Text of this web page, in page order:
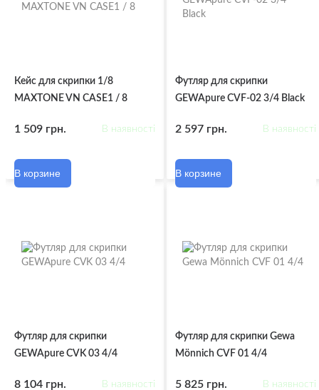
Кейс для скрипки 1/8
MAXTONE VN CASE1 / 8
1 509 грн. В наявності
В корзине
Футляр для скрипки
GEWApure CVF-02 3/4 Black
2 597 грн. В наявності
В корзине
Футляр для скрипки
GEWApure CVK 03 4/4
8 104 грн. В наявності
Футляр для скрипки Gewa
Mönnich CVF 01 4/4
5 825 грн. В наявності